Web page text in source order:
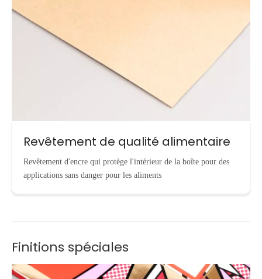
Revêtement de qualité alimentaire
Revêtement d'encre qui protège l'intérieur de la boîte pour des
applications sans danger pour les aliments
Finitions spéciales